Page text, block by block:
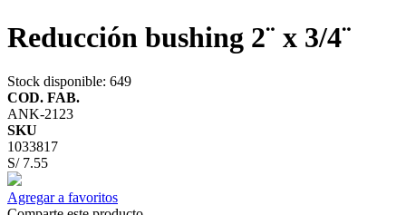
Reducción bushing 2¨ x 3/4¨
Stock disponible: 649
COD. FAB.
ANK-2123
SKU
1033817
S/ 7.55
Agregar a favoritos